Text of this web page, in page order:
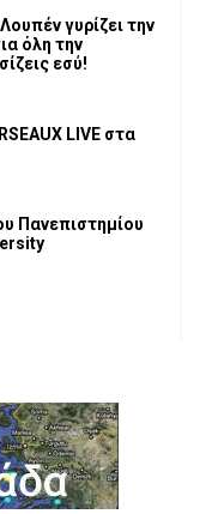
γυρίζει την
όλη την
εσύ!
LIVE στα
Πανεπιστημίου
οδού Περιβόλι –